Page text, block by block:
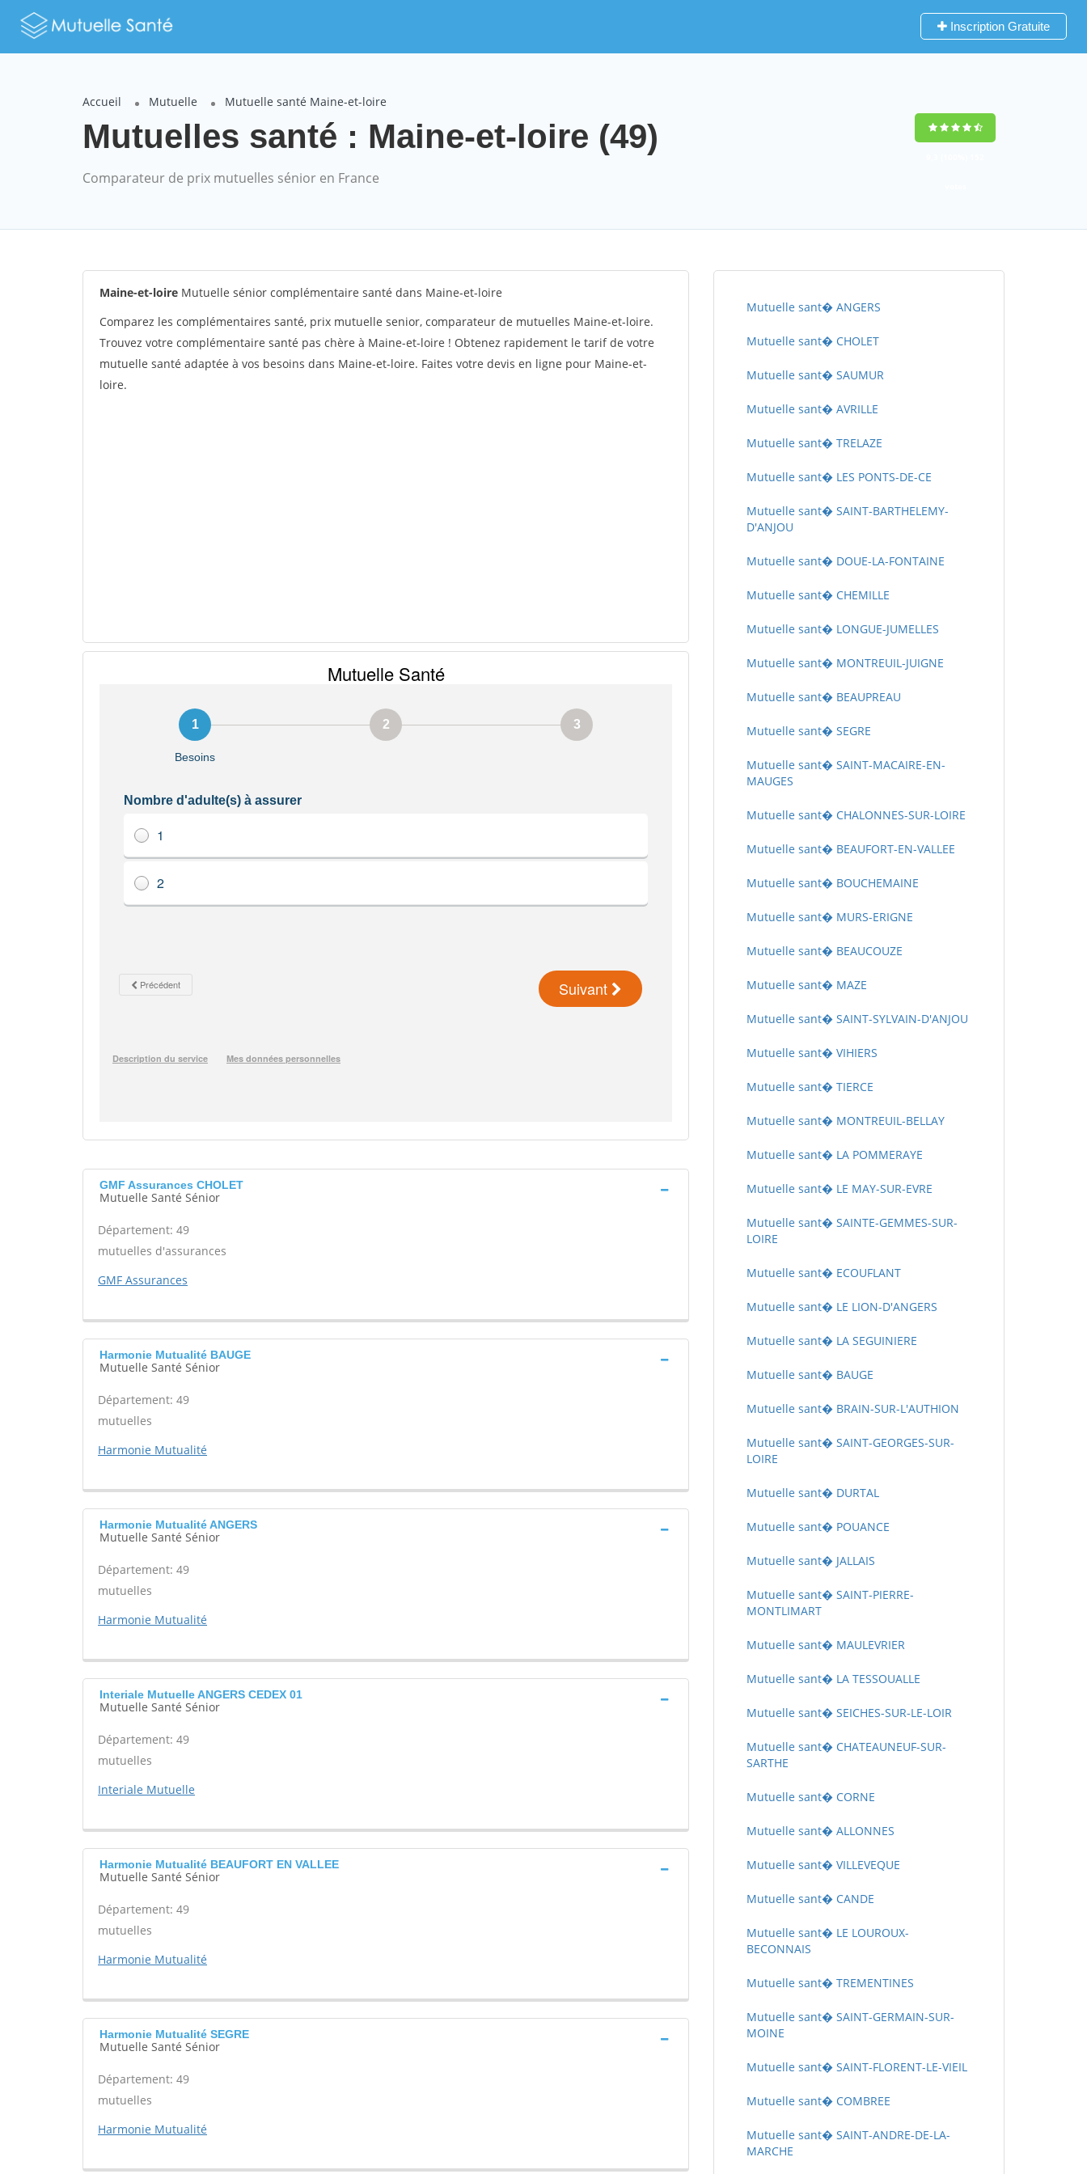
Inscription Gratuite
Accueil Mutuelle Mutuelle santé Maine-et-loire
Mutuelles santé : Maine-et-loire (49)
Comparateur de prix mutuelles sénior en France
Maine-et-loire Mutuelle sénior complémentaire santé dans Maine-et-loire
Comparez les complémentaires santé, prix mutuelle senior, comparateur de mutuelles Maine-et-loire.
Trouvez votre complémentaire santé pas chère à Maine-et-loire ! Obtenez rapidement le tarif de votre
mutuelle santé adaptée à vos besoins dans Maine-et-loire. Faites votre devis en ligne pour Maine-et-
loire.
GMF Assurances CHOLET
Mutuelle Santé Sénior
Département: 49
mutuelles d'assurances
GMF Assurances
Harmonie Mutualité BAUGE
Mutuelle Santé Sénior
Département: 49
mutuelles
Harmonie Mutualité
Harmonie Mutualité ANGERS
Mutuelle Santé Sénior
Département: 49
mutuelles
Harmonie Mutualité
Interiale Mutuelle ANGERS CEDEX 01
Mutuelle Santé Sénior
Département: 49
mutuelles
Interiale Mutuelle
Harmonie Mutualité BEAUFORT EN VALLEE
Mutuelle Santé Sénior
Département: 49
mutuelles
Harmonie Mutualité
Harmonie Mutualité SEGRE
Mutuelle Santé Sénior
Département: 49
mutuelles
Harmonie Mutualité
Mutuelle sant� ANGERS
Mutuelle sant� CHOLET
Mutuelle sant� SAUMUR
Mutuelle sant� AVRILLE
Mutuelle sant� TRELAZE
Mutuelle sant� LES PONTS-DE-CE
Mutuelle sant� SAINT-BARTHELEMY-
D'ANJOU
Mutuelle sant� DOUE-LA-FONTAINE
Mutuelle sant� CHEMILLE
Mutuelle sant� LONGUE-JUMELLES
Mutuelle sant� MONTREUIL-JUIGNE
Mutuelle sant� BEAUPREAU
Mutuelle sant� SEGRE
Mutuelle sant� SAINT-MACAIRE-EN-
MAUGES
Mutuelle sant� CHALONNES-SUR-LOIRE
Mutuelle sant� BEAUFORT-EN-VALLEE
Mutuelle sant� BOUCHEMAINE
Mutuelle sant� MURS-ERIGNE
Mutuelle sant� BEAUCOUZE
Mutuelle sant� MAZE
Mutuelle sant� SAINT-SYLVAIN-D'ANJOU
Mutuelle sant� VIHIERS
Mutuelle sant� TIERCE
Mutuelle sant� MONTREUIL-BELLAY
Mutuelle sant� LA POMMERAYE
Mutuelle sant� LE MAY-SUR-EVRE
Mutuelle sant� SAINTE-GEMMES-SUR-
LOIRE
Mutuelle sant� ECOUFLANT
Mutuelle sant� LE LION-D'ANGERS
Mutuelle sant� LA SEGUINIERE
Mutuelle sant� BAUGE
Mutuelle sant� BRAIN-SUR-L'AUTHION
Mutuelle sant� SAINT-GEORGES-SUR-
LOIRE
Mutuelle sant� DURTAL
Mutuelle sant� POUANCE
Mutuelle sant� JALLAIS
Mutuelle sant� SAINT-PIERRE-
MONTLIMART
Mutuelle sant� MAULEVRIER
Mutuelle sant� LA TESSOUALLE
Mutuelle sant� SEICHES-SUR-LE-LOIR
Mutuelle sant� CHATEAUNEUF-SUR-
SARTHE
Mutuelle sant� CORNE
Mutuelle sant� ALLONNES
Mutuelle sant� VILLEVEQUE
Mutuelle sant� CANDE
Mutuelle sant� LE LOUROUX-
BECONNAIS
Mutuelle sant� TREMENTINES
Mutuelle sant� SAINT-GERMAIN-SUR-
MOINE
Mutuelle sant� SAINT-FLORENT-LE-VIEIL
Mutuelle sant� COMBREE
Mutuelle sant� SAINT-ANDRE-DE-LA-
MARCHE